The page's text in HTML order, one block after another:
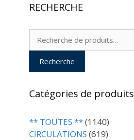
RECHERCHE
Recherche
Recherche
Catégories de produits
** TOUTES **(1140)
CIRCULATIONS (619)